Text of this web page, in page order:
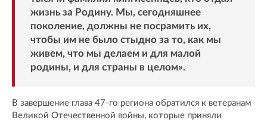
жизнь за Родину. Мы, сегодняшнее
поколение, должны не посрамить их,
чтобы им не было стыдно за то, как мы
живем, что мы делаем и для малой
родины, и для страны в целом».
В завершение глава 47-го региона обратился к ветеранам
Великой Отечественной войны, которые приняли